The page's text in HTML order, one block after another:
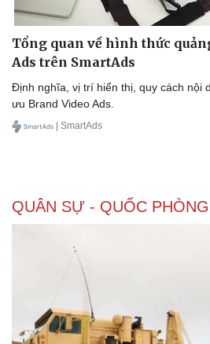
Doanh nghiệp
Tổng quan về hình thức
Ads trên SmartAds
Định nghĩa, vị trí hiển thị, quy cách nội
ưu Brand Video Ads.
| SmartAds
QUÂN SỰ - QUỐC PHÒNG